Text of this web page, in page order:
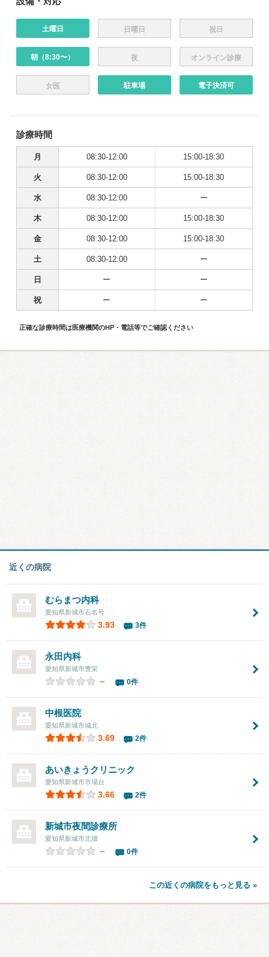
土曜日 日曜日 祝日
朝（8:30〜） 夜 オンライン診療
女医 駐車場 電子決済可
診療時間
月 08:30-12:00 15:00-18:30
火 08:30-12:00 15:00-18:30
水 08:30-12:00 ー
木 08:30-12:00 15:00-18:30
金 08:30-12:00 15:00-18:30
土 08:30-12:00 ー
日 ー ー
祝 ー ー
正確な診療時間は医療機関のHP・電話等でご確認ください
近くの病院
むらまつ内科
愛知県新城市石名号
3.93 3件
永田内科
愛知県新城市豊栄
－ 0件
中根医院
愛知県新城市城北
3.69 2件
あいきょうクリニック
愛知県新城市市場台
3.66 2件
新城市夜間診療所
愛知県新城市北畑
－ 0件
この近くの病院をもっと見る »